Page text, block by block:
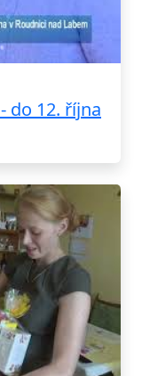
do 12. října